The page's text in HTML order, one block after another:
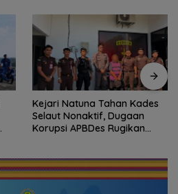
Kejari Natuna Tahan Kades
Selaut Nonaktif, Dugaan
Korupsi APBDes Rugikan